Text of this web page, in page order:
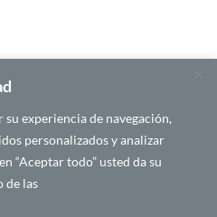
experiencia de navegación,
personalizados y analizar
“Aceptar todo” usted da su
de las